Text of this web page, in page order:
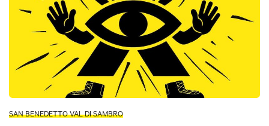
SAN BENEDETTO VAL DI SAMBRO